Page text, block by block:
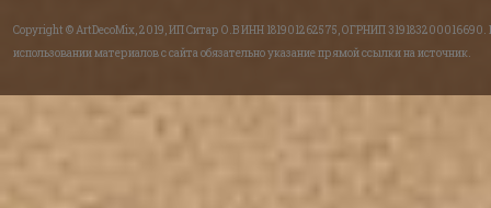
Copyright © ArtDecoMix, 2019, ИП Ситар О.В ИНН 181901262575, ОГРНИП 319183200016690.
использовании материалов с сайта обязательно указание прямой ссылки на источник.